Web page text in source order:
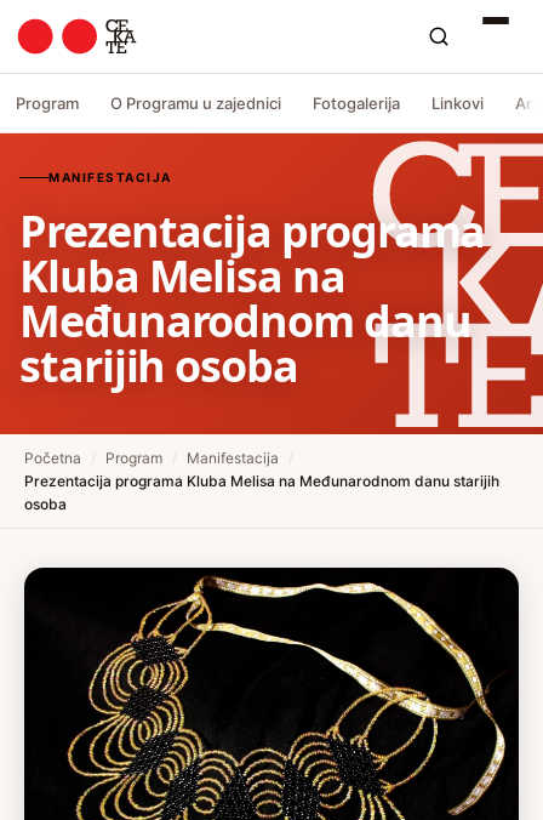
Program O Programu u zajednici Fotogalerija Linkovi
MANIFESTACIJA
Prezentacija programa
Kluba Melisa na
Međunarodnom danu
starijih osoba
Početna Program Manifestacija
Prezentacija programa Kluba Melisa na Međunarodnom danu starijih
osoba